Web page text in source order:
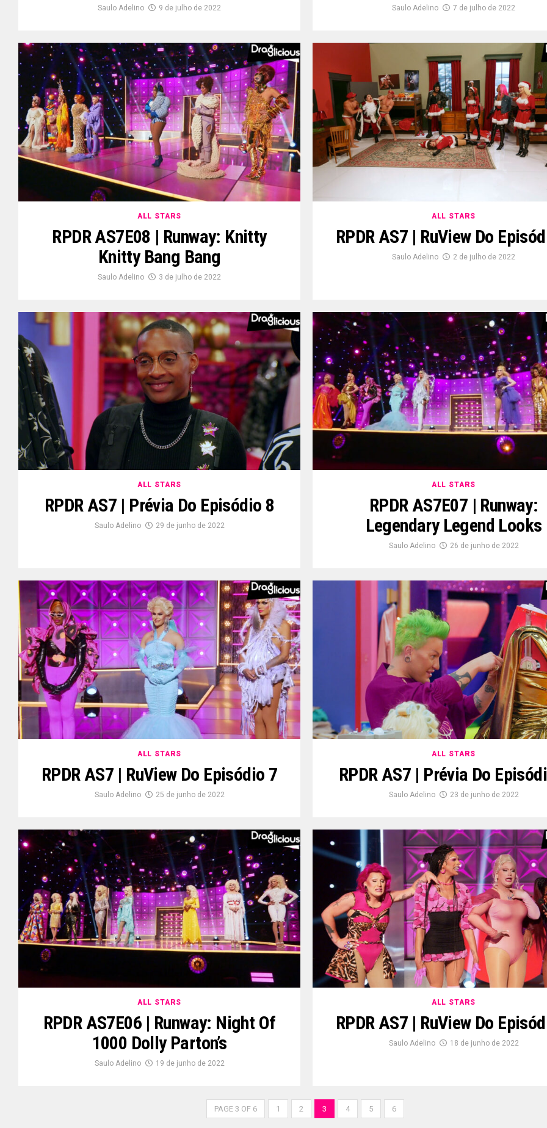
Saulo Adelino 9 de julho de 2022 Saulo Adelino 7 de julho de 2022
ALL STARS
RPDR AS7E08 | Runway: Knitty
Knitty Bang Bang
Saulo Adelino 3 de julho de 2022
ALL STARS
RPDR AS7 | RuView Do
Saulo Adelino 2 de julho de 2022
ALL STARS
RPDR AS7 | Prévia Do Episódio 8
Saulo Adelino 29 de junho de 2022
ALL STARS
RPDR AS7E07 | Runway:
Legendary Legend Looks
Saulo Adelino 26 de junho de 2022
ALL STARS
RPDR AS7 | RuView Do Episódio 7
Saulo Adelino 25 de junho de 2022
ALL STARS
RPDR AS7 | Prévia Do
Saulo Adelino 23 de junho de 2022
ALL STARS
RPDR AS7E06 | Runway: Night Of
1000 Dolly Parton’s
Saulo Adelino 19 de junho de 2022
ALL STARS
RPDR AS7 | RuView Do
Saulo Adelino 18 de junho de 2022
PAGE 3 OF 6 1 2 3 4 5 6